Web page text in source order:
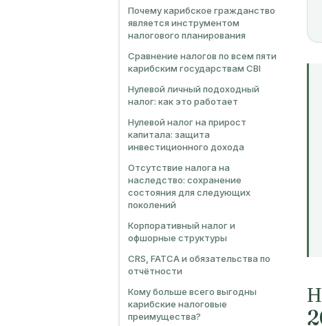
Почему карибское гражданство
является инструментом
налогового планирования
Сравнение налогов по всем пяти
карибским государствам CBI
Нулевой личный подоходный
налог: как это работает
Нулевой налог на прирост
капитала: защита
инвестиционного дохода
Отсутствие налога на
наследство: сохранение
состояния для следующих
поколений
Корпоративный налог и
офшорные структуры
CRS, FATCA и обязательства по
отчётности
Кому больше всего выгодны
карибские налоговые
преимущества?